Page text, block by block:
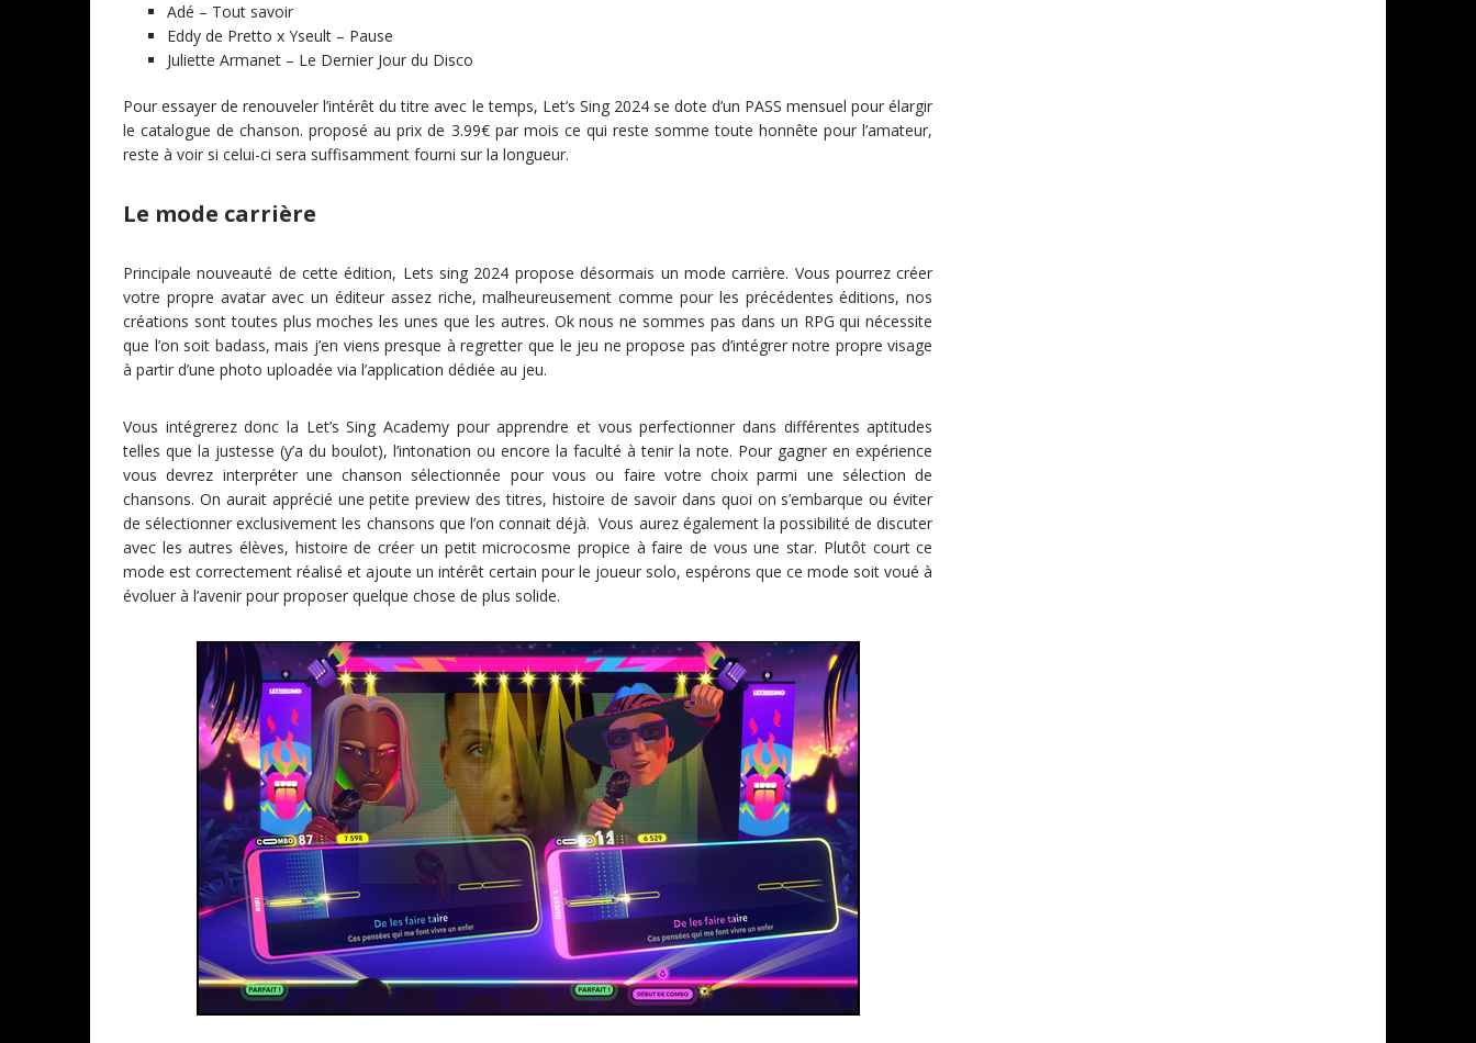
Adé – Tout savoir
Eddy de Pretto x Yseult – Pause
Juliette Armanet – Le Dernier Jour du Disco
Pour essayer de renouveler l’intérêt du titre avec le temps, Let’s Sing 2024 se dote d’un PASS mensuel pour élargir
le catalogue de chanson. proposé au prix de 3.99€ par mois ce qui reste somme toute honnête pour l’amateur,
reste à voir si celui-ci sera suffisamment fourni sur la longueur.
Le mode carrière
Principale nouveauté de cette édition, Lets sing 2024 propose désormais un mode carrière. Vous pourrez créer
votre propre avatar avec un éditeur assez riche, malheureusement comme pour les précédentes éditions, nos
créations sont toutes plus moches les unes que les autres. Ok nous ne sommes pas dans un RPG qui nécessite
que l’on soit badass, mais j’en viens presque à regretter que le jeu ne propose pas d’intégrer notre propre visage
à partir d’une photo uploadée via l’application dédiée au jeu.
Vous intégrerez donc la Let’s Sing Academy pour apprendre et vous perfectionner dans différentes aptitudes
telles que la justesse (y’a du boulot), l’intonation ou encore la faculté à tenir la note. Pour gagner en expérience
vous devrez interpréter une chanson sélectionnée pour vous ou faire votre choix parmi une sélection de
chansons. On aurait apprécié une petite preview des titres, histoire de savoir dans quoi on s’embarque ou éviter
de sélectionner exclusivement les chansons que l’on connait déjà. Vous aurez également la possibilité de discuter
avec les autres élèves, histoire de créer un petit microcosme propice à faire de vous une star. Plutôt court ce
mode est correctement réalisé et ajoute un intérêt certain pour le joueur solo, espérons que ce mode soit voué à
évoluer à l’avenir pour proposer quelque chose de plus solide.